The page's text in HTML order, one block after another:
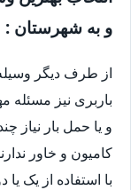
و به شهرستان :
از طرف دیگر
باربری نیز
و یا حمل بار نیاز
کامیون و خاور
با استفاده از یک